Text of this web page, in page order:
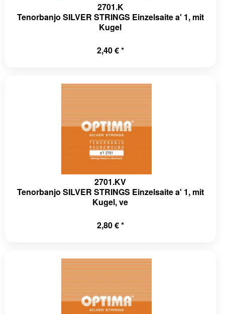
2701.K
Tenorbanjo SILVER STRINGS Einzelsaite a' 1, mit
Kugel
2,40 € *
2701.KV
Tenorbanjo SILVER STRINGS Einzelsaite a' 1, mit
Kugel, ve
2,80 € *